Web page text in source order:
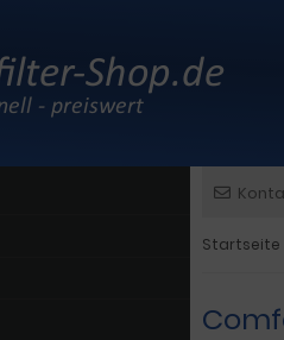
Startseite